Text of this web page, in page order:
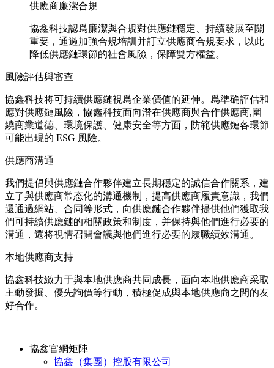
供應商廉潔合規
協鑫科技認爲廉潔與合規對供應鏈穩定、持續發展至關
重要，通過加強合規培訓并訂立供應商合規要求，以此
降低供應鏈環節的社會風險，保障雙方權益。
風險評估與審查
協鑫科技将可持續供應鏈視爲企業價值的延伸。爲準确評估和
應對供應鏈風險，協鑫科技面向潛在供應商與合作供應商,圍
繞商業道德、環境保護、健康安全等方面，防範供應鏈各環節
可能出現的 ESG 風險。
供應商溝通
我們提倡與供應鏈合作夥伴建立長期穩定的誠信合作關系，建
立了與供應商常态化的溝通機制，提高供應商履責意識，我們
還通過網站、合同等形式，向供應鏈合作夥伴提供他們獲取我
們可持續供應鏈的相關政策和制度，并保持與他們進行必要的
溝通，還将視情召開會議與他們進行必要的履職績效溝通。
本地供應商支持
協鑫科技緻力于與本地供應商共同成長，面向本地供應商采取
主動發掘、優先詢價等行動，積極促成與本地供應商之間的友
好合作。
協鑫官網矩陣
協鑫（集團）控股有限公司